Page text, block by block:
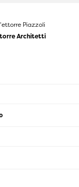
Piazzoli
Architetti